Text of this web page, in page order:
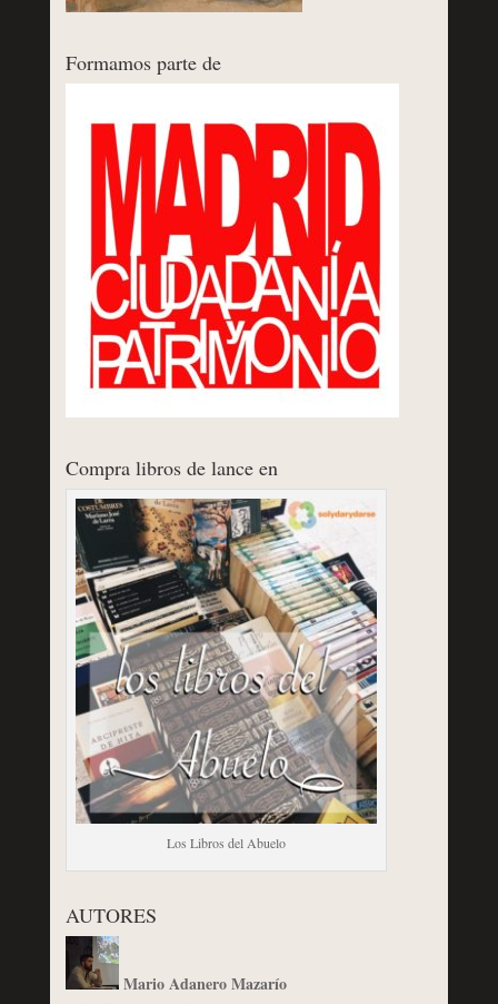
Formamos parte de
Compra libros de lance en
Los Libros del Abuelo
AUTORES
Mario Adanero Mazarío